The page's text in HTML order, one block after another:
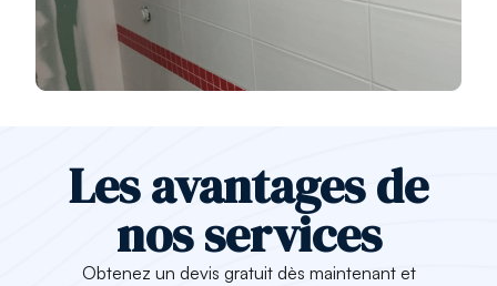
Les avantages de
nos services
Obtenez un devis gratuit dès maintenantet